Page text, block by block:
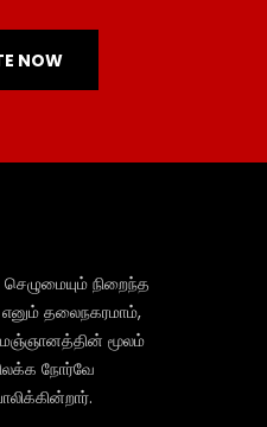
NOW
நிறைந்த
தலைநகரமாம்,
மூலம்
நோர்வே